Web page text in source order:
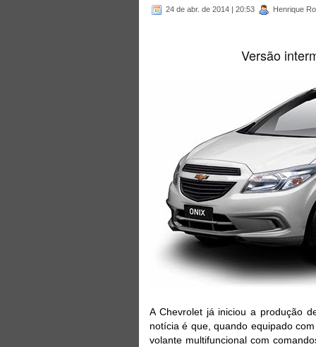
24 de abr. de 2014 | 20:53 Henrique
Versão
A Chevrolet já iniciou a produção
notícia é que, quando equipado
volante multifuncional com